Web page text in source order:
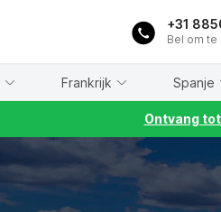
+31
Bel om
Frankrijk Spanje
Ontvang